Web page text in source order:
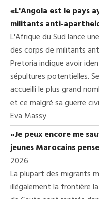
«L'Angola est le pays
militants anti-
L'Afrique du Sud lance
des corps de militants
Pretoria indique avoir
sépultures potentielles.
accueilli le plus grand
et ce malgré sa guerre
Eva Massy
«Je peux encore me
jeunes Marocains
2026
La plupart des migrants
illégalement la frontière